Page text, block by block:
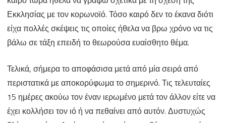
Covid
19
Εκκλησίας με τον κορωνοϊό. Τόσο καιρό δεν το έκανα διότι
είχα πολλές σκέψεις τις οποίες ήθελα να βρω χρόνο να τις
βάλω σε τάξη επειδή το θεωρούσα ευαίσθητο θέμα.
Τελικά, σήμερα το αποφάσισα μετά από μία σειρά από
περιστατικά με αποκορύφωμα το σημερινό. Τις τελευταίες
15 ημέρες ακούω τον έναν ιερωμένο μετά τον άλλον είτε να
έχει κολλήσει τον ιό ή να πεθαίνει από αυτόν. Δυστυχώς